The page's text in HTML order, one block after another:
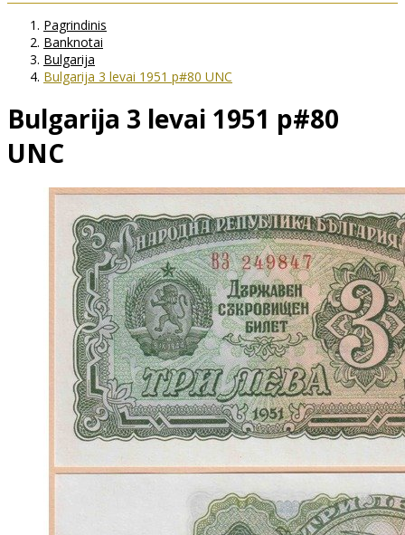
Pagrindinis
Banknotai
Bulgarija
Bulgarija 3 levai 1951 p#80 UNC
Bulgarija 3 levai 1951 p#80
UNC